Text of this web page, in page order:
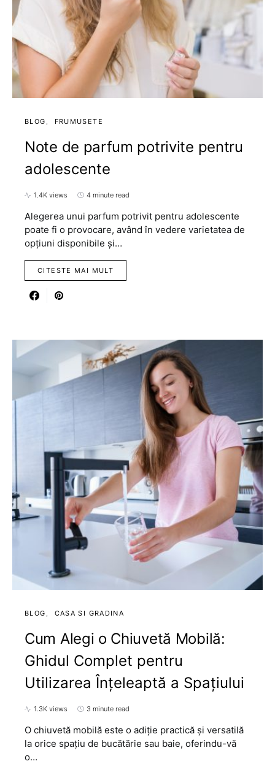
BLOG FRUMUSETE
Note de parfum potrivite pentru
adolescente
1.4K views 4 minute read
Alegerea unui parfum potrivit pentru adolescente
poate fi o provocare, având în vedere varietatea de
opțiuni disponibile și…
CITESTE MAI MULT
BLOG CASA SI GRADINA
Cum Alegi o Chiuvetă Mobilă:
Ghidul Complet pentru
Utilizarea Înțeleaptă a Spațiului
1.3K views 3 minute read
O chiuvetă mobilă este o adiție practică și versatilă
la orice spațiu de bucătărie sau baie, oferindu-vă
o…